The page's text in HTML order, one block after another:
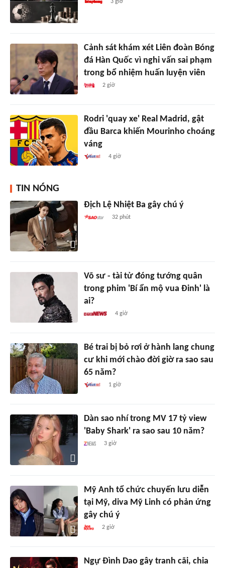
3 giờ
Cảnh sát khám xét Liên đoàn Bóng
đá Hàn Quốc vì nghi vấn sai phạm
trong bổ nhiệm huấn luyện viên
2 giờ
Rodri 'quay xe' Real Madrid, gật
đầu Barca khiến Mourinho choáng
váng
4 giờ
TIN NÓNG
Địch Lệ Nhiệt Ba gây chú ý
32 phút
Võ sư - tài tử đóng tướng quân
trong phim 'Bí ẩn mộ vua Đinh' là
ai?
4 giờ
Bé trai bị bỏ rơi ở hành lang chung
cư khi mới chào đời giờ ra sao sau
65 năm?
1 giờ
Dàn sao nhí trong MV 17 tỷ view
'Baby Shark' ra sao sau 10 năm?
3 giờ
Mỹ Anh tổ chức chuyến lưu diễn
tại Mỹ, diva Mỹ Linh có phản ứng
gây chú ý
2 giờ
Ngự Đình Dao gây tranh cãi, chia